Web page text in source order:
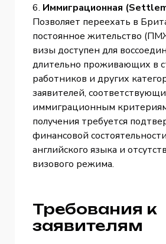
6. Иммиграционная
Позволяет переехать в
постоянное жительство
визы доступен для
длительно проживающих в
работников и других
заявителей,
иммиграционным
получения требуется
финансовой
английского языка и
визового режима.
Требования к
заявителям